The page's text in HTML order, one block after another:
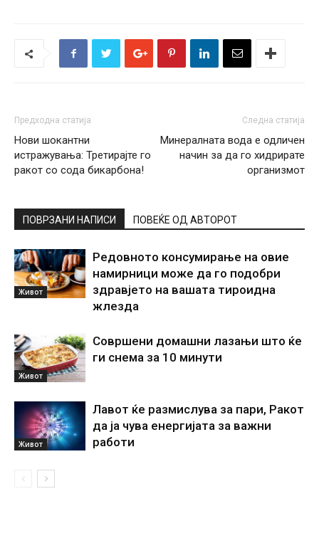
Предходна статија
Нови шокантни
истражувања: Третирајте го
ракот со сода бикарбона!
Следна статија
Минералната вода е одличен
начин за да го хидрирате
организмот
ПОВРЗАНИ НАПИСИ ПОВЕЌЕ ОД АВТОРОТ
Живот
Редовното консумирање на овие
намирници може да го подобри
здравјето на вашата тироидна
жлезда
Живот
Совршени домашни лазањи што ќе
ги снема за 10 минути
Живот
Лавот ќе размислува за пари, Ракот
да ја чува енергијата за важни
работи